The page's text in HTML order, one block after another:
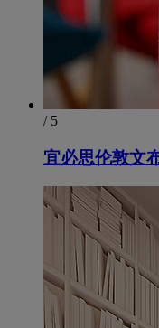
/ 5
宜必思伦敦文